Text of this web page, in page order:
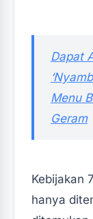
‎Dapat
Menu
Geram‎‎
Kebijakan
hanya